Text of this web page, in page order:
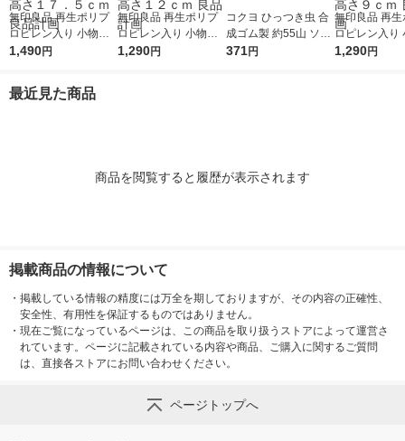
無印良品 再生ポリプ
ロピレン入り 小物収
納ケース 大 ホワイト
ｍ 良品計画
1,490円
無印良品 再生ポリプ
ロピレン入り 小物収
納ケース 中 ホワイト
1,290円
コクヨ ひっつき虫 合
成ゴム製 約55山 ソフ
ト粘着剤 タ-380
371円
無印良品 再生
ロピレン入り
納ケース 小
1,290円
最近見た商品
商品を閲覧すると履歴が表示されます
掲載商品の情報について
・ 掲載している情報の精度には万全を期しておりますが、その内容の正確性、
安全性、有用性を保証するものではありません。
・ 現在ご覧になっているページは、この商品を取り扱うストアによって運営さ
れています。ページに記載されている内容や商品、ご購入に関するご質問
は、直接各ストアにお問い合わせください。
ページトップへ